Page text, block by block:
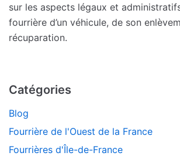
sur les aspects légaux et
fourrière d’un véhicule, de son
récuparation.
Catégories
Blog
Fourrière de l'Ouest de la France
Fourrières d'Île-de-France